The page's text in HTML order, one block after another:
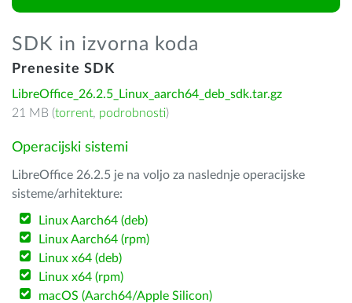
SDK in izvorna koda
Prenesite SDK
LibreOffice_26.2.5_Linux_aarch64_deb_sdk.tar.gz
21 MB (torrent, podrobnosti)
Operacijski sistemi
LibreOffice 26.2.5 je na voljo za naslednje operacijske
sisteme/arhitekture:
Linux Aarch64 (deb)
Linux Aarch64 (rpm)
Linux x64 (deb)
Linux x64 (rpm)
macOS (Aarch64/Apple Silicon)